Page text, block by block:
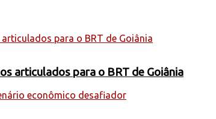
articulados para o BRT de Goiânia